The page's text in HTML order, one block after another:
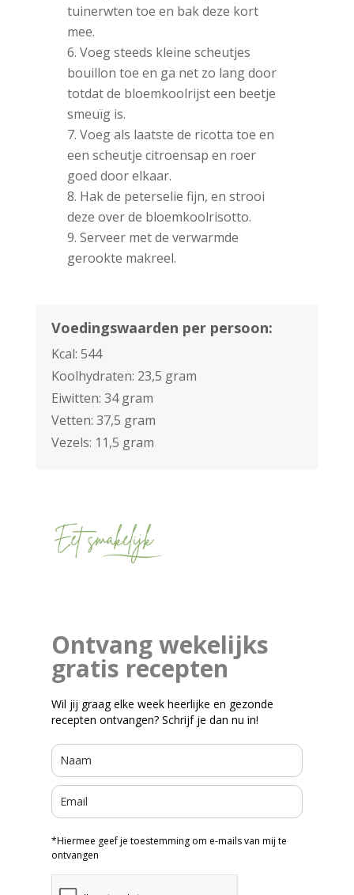
tuinerwten toe en bak deze kort
mee.
Voeg steeds kleine scheutjes
bouillon toe en ga net zo lang door
totdat de bloemkoolrijst een beetje
smeuïg is.
Voeg als laatste de ricotta toe en
een scheutje citroensap en roer
goed door elkaar.
Hak de peterselie fijn, en strooi
deze over de bloemkoolrisotto.
Serveer met de verwarmde
gerookte makreel.
Voedingswaarden per persoon:
Kcal: 544
Koolhydraten: 23,5 gram
Eiwitten: 34 gram
Vetten: 37,5 gram
Vezels: 11,5 gram
Ontvang wekelijks
gratis recepten
Wil jij graag elke week heerlijke en gezonde
recepten ontvangen? Schrijf je dan nu in!
*Hiermee geef je toestemming om e-mails van mij te
ontvangen